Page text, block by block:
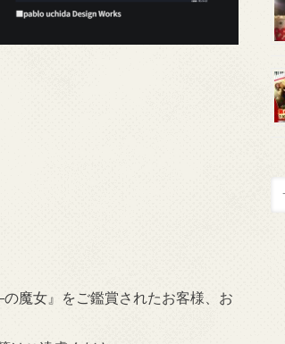
魔女』をご鑑賞されたお客様、お